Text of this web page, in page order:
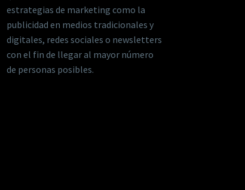
estrategias de marketing como la
publicidad en medios tradicionales y
digitales, redes sociales o newsletters
con el fin de llegar al mayor número
de personas posibles.